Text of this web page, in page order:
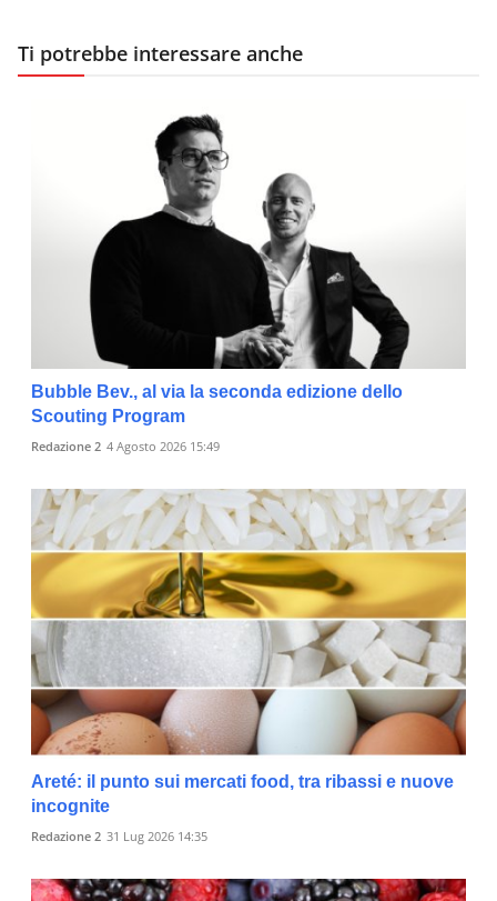
Ti potrebbe interessare anche
Bubble Bev., al via la seconda edizione dello
Scouting Program
Redazione 2 4 Agosto 2026 15:49
Areté: il punto sui mercati food, tra ribassi e nuove
incognite
Redazione 2 31 Lug 2026 14:35